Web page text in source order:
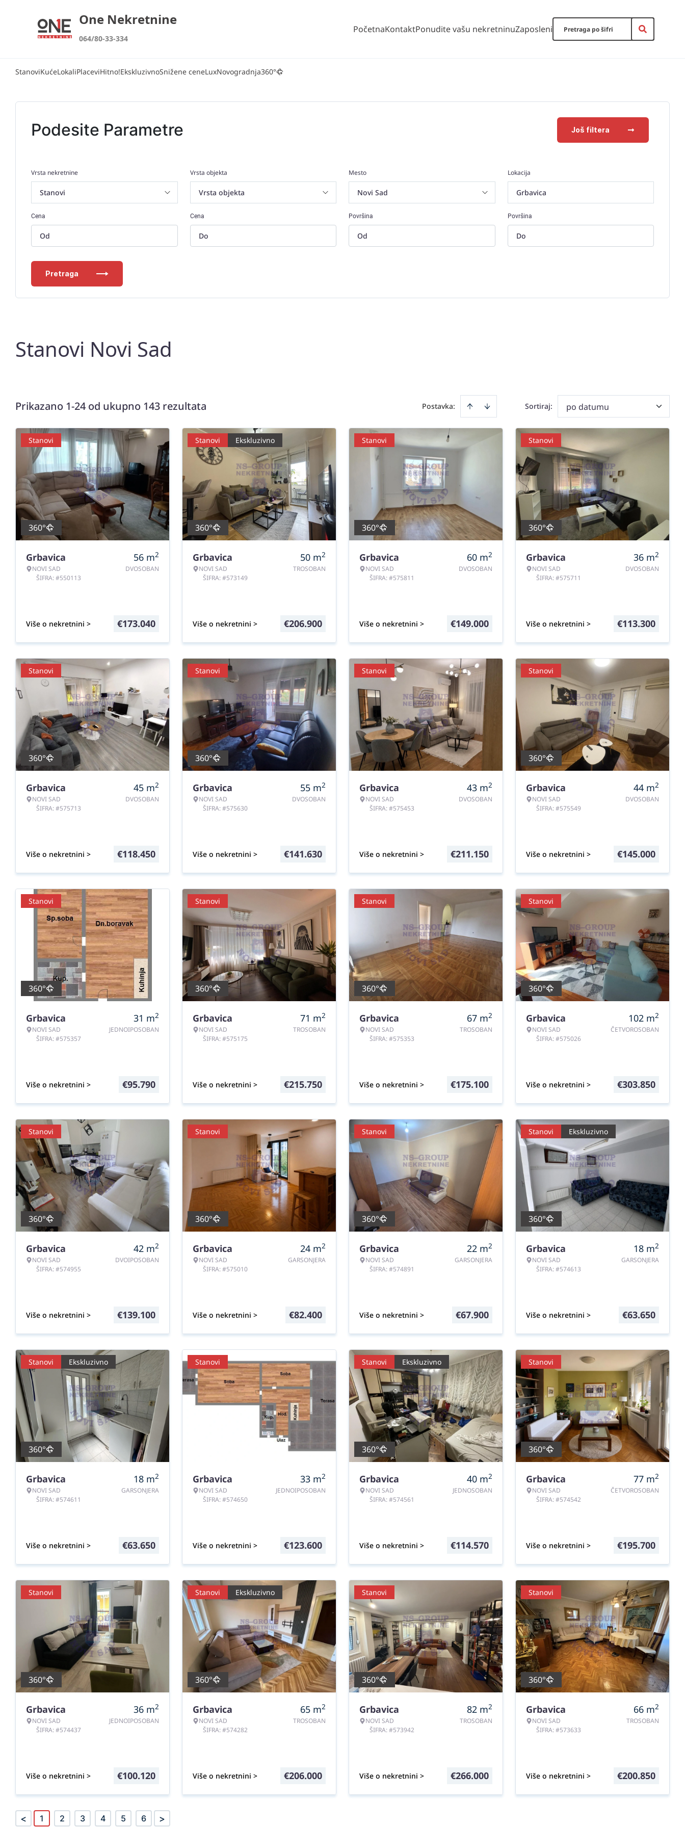
One Nekretnine
064/80-33-334
PočetnaKontaktPonudite vašu nekretninuZaposleni
StanoviKućeLokaliPlaceviHitno!EkskluzivnoSnižene ceneLuxNovogradnja360°
Podesite Parametre Još filtera
Vrsta nekretnine Vrsta objekta Mesto Lokacija
Grbavica
Cena Cena Površina Površina
Pretraga
Stanovi Novi Sad
Prikazano 1-24 od ukupno 143 rezultata Postavka: Sortiraj: po datumu
Stanovi
360°
Grbavica
NOVI SAD
ŠIFRA: #550113
56 m2
DVOSOBAN
Više o nekretnini > €173.040
Stanovi Ekskluzivno
360°
Grbavica
NOVI SAD
ŠIFRA: #573149
50 m2
TROSOBAN
Više o nekretnini > €206.900
Stanovi
360°
Grbavica
NOVI SAD
ŠIFRA: #575811
60 m2
DVOSOBAN
Više o nekretnini > €149.000
Stanovi
360°
Grbavica
NOVI SAD
ŠIFRA: #575711
36 m2
DVOSOBAN
Više o nekretnini > €113.300
Stanovi
360°
Grbavica
NOVI SAD
ŠIFRA: #575713
45 m2
DVOSOBAN
Više o nekretnini > €118.450
Stanovi
360°
Grbavica
NOVI SAD
ŠIFRA: #575630
55 m2
DVOSOBAN
Više o nekretnini > €141.630
Stanovi
Grbavica
NOVI SAD
ŠIFRA: #575453
43 m2
DVOSOBAN
Više o nekretnini > €211.150
Stanovi
360°
Grbavica
NOVI SAD
ŠIFRA: #575549
44 m2
DVOSOBAN
Više o nekretnini > €145.000
Stanovi
360°
Grbavica
NOVI SAD
ŠIFRA: #575357
31 m2
JEDNOIPOSOBAN
Više o nekretnini > €95.790
Stanovi
360°
Grbavica
NOVI SAD
ŠIFRA: #575175
71 m2
TROSOBAN
Više o nekretnini > €215.750
Stanovi
360°
Grbavica
NOVI SAD
ŠIFRA: #575353
67 m2
TROSOBAN
Više o nekretnini > €175.100
Stanovi
360°
Grbavica
NOVI SAD
ŠIFRA: #575026
102 m2
ČETVOROSOBAN
Više o nekretnini > €303.850
Stanovi
360°
Grbavica
NOVI SAD
ŠIFRA: #574955
42 m2
DVOIPOSOBAN
Više o nekretnini > €139.100
Stanovi
360°
Grbavica
NOVI SAD
ŠIFRA: #575010
24 m2
GARSONJERA
Više o nekretnini > €82.400
Stanovi
360°
Grbavica
NOVI SAD
ŠIFRA: #574891
22 m2
GARSONJERA
Više o nekretnini > €67.900
Stanovi Ekskluzivno
360°
Grbavica
NOVI SAD
ŠIFRA: #574613
18 m2
GARSONJERA
Više o nekretnini > €63.650
Stanovi Ekskluzivno
360°
Grbavica
NOVI SAD
ŠIFRA: #574611
18 m2
GARSONJERA
Više o nekretnini > €63.650
Stanovi
Grbavica
NOVI SAD
ŠIFRA: #574650
33 m2
JEDNOIPOSOBAN
Više o nekretnini > €123.600
Stanovi Ekskluzivno
360°
Grbavica
NOVI SAD
ŠIFRA: #574561
40 m2
JEDNOSOBAN
Više o nekretnini > €114.570
Stanovi
360°
Grbavica
NOVI SAD
ŠIFRA: #574542
77 m2
ČETVOROSOBAN
Više o nekretnini > €195.700
Stanovi
360°
Grbavica
NOVI SAD
ŠIFRA: #574437
36 m2
JEDNOIPOSOBAN
Više o nekretnini > €100.120
Stanovi Ekskluzivno
360°
Grbavica
NOVI SAD
ŠIFRA: #574282
65 m2
TROSOBAN
Više o nekretnini > €206.000
Stanovi
360°
Grbavica
NOVI SAD
ŠIFRA: #573942
82 m2
TROSOBAN
Više o nekretnini > €266.000
Stanovi
360°
Grbavica
NOVI SAD
ŠIFRA: #573633
66 m2
TROSOBAN
Više o nekretnini > €200.850
< 1 2 3 4 5 6 >